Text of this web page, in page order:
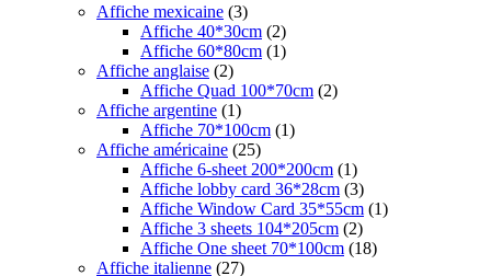
Affiche mexicaine (3)
Affiche 40*30cm (2)
Affiche 60*80cm (1)
Affiche anglaise (2)
Affiche Quad 100*70cm (2)
Affiche argentine (1)
Affiche 70*100cm (1)
Affiche américaine (25)
Affiche 6-sheet 200*200cm (1)
Affiche lobby card 36*28cm (3)
Affiche Window Card 35*55cm (1)
Affiche 3 sheets 104*205cm (2)
Affiche One sheet 70*100cm (18)
Affiche italienne (27)